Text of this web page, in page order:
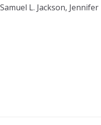
L. Jackson,